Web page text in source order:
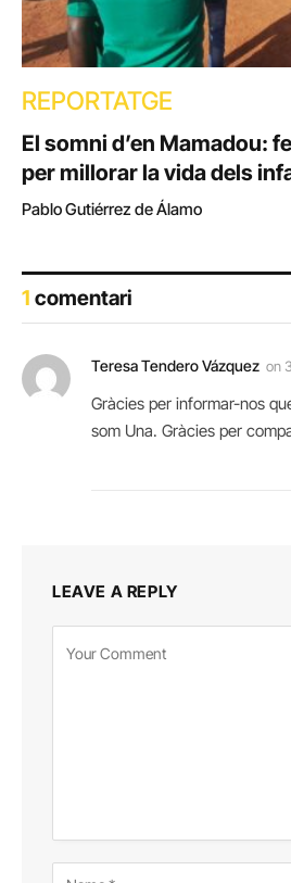
REPORTATGE
El somni d’en Mamadou:
per millorar la vida dels
Pablo Gutiérrez de Álamo
1 comentari
Teresa Tendero Vázquez on
Gràcies per informar-nos
som Una. Gràcies per
LEAVE A REPLY